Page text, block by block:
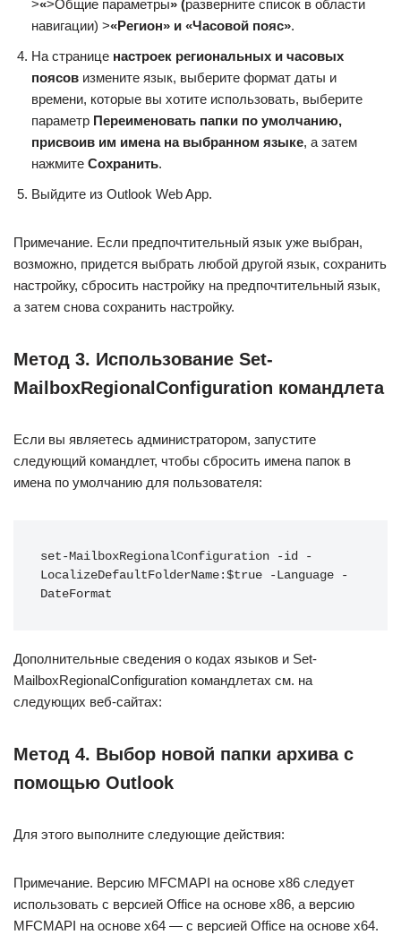
>«>Общие параметры» (разверните список в области
навигации) >«Регион» и «Часовой пояс».
На странице настроек региональных и часовых
поясов измените язык, выберите формат даты и
времени, которые вы хотите использовать, выберите
параметр Переименовать папки по умолчанию,
присвоив им имена на выбранном языке, а затем
нажмите Сохранить.
Выйдите из Outlook Web App.
Примечание. Если предпочтительный язык уже выбран,
возможно, придется выбрать любой другой язык, сохранить
настройку, сбросить настройку на предпочтительный язык,
а затем снова сохранить настройку.
Метод 3. Использование Set-
MailboxRegionalConfiguration командлета
Если вы являетесь администратором, запустите
следующий командлет, чтобы сбросить имена папок в
имена по умолчанию для пользователя:
set-MailboxRegionalConfiguration -id -
LocalizeDefaultFolderName:$true -Language -
DateFormat
Дополнительные сведения о кодах языков и Set-
MailboxRegionalConfiguration командлетах см. на
следующих веб-сайтах:
Метод 4. Выбор новой папки архива с
помощью Outlook
Для этого выполните следующие действия:
Примечание. Версию MFCMAPI на основе x86 следует
использовать с версией Office на основе x86, а версию
MFCMAPI на основе x64 — с версией Office на основе x64.